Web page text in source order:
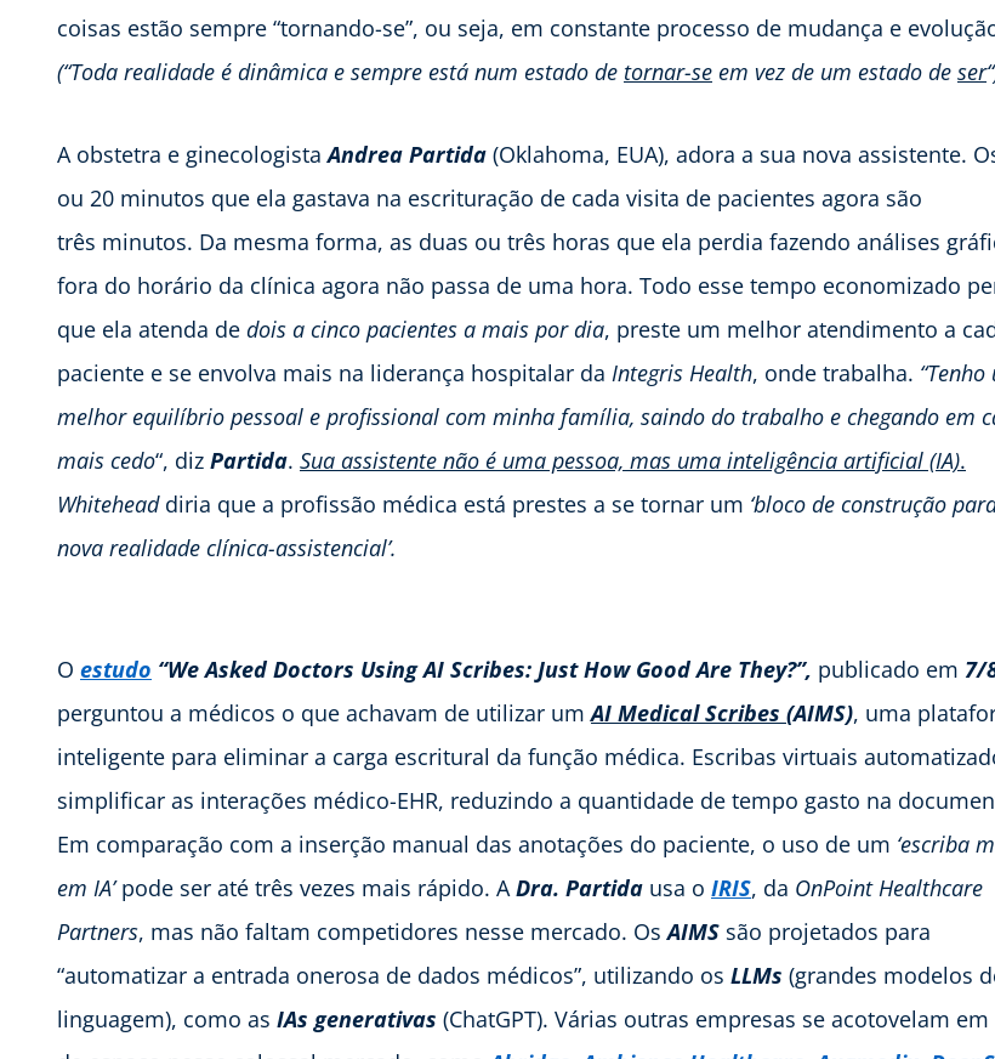
coisas estão sempre “tornando-se”, ou seja, em constante processo de mudança e
(“Toda realidade é dinâmica e sempre está num estado de tornar-se em vez de um estado de ser
A obstetra e ginecologistaAndrea Partida (Oklahoma, EUA), adora a sua nova assistente.
ou 20 minutos que ela gastava na escrituração de cada visita de pacientes agora são
três minutos. Da mesma forma, as duas ou três horas que ela perdia fazendo análises
fora do horário da clínica agora não passa de uma hora. Todo esse tempo economizado
que ela atenda de dois a cinco pacientes a mais por dia, preste um melhor atendimento a
paciente e se envolva mais na liderança hospitalar da Integris Health, onde trabalha. “Tenho
melhor equilíbrio pessoal e profissional com minha família, saindo do trabalho e chegando em
mais cedo“, diz Partida. Sua assistente não é uma pessoa, mas uma inteligência artificial (IA).
Whiteheaddiria que a profissão médica está prestes a se tornar um ‘bloco de construção
nova realidade clínica-assistencial’.
O estudo “We Asked Doctors Using AI Scribes: Just How Good Are They?”, publicado em 7/
perguntou a médicos o que achavam de utilizar umAI Medical Scribes (AIMS), uma
inteligente para eliminar a carga escritural da função médica. Escribas virtuais
simplificar as interações médico-EHR, reduzindo a quantidade de tempo gasto na
Em comparação com a inserção manual das anotações do paciente, o uso de um ‘escriba
em IA’pode ser até três vezes mais rápido. A Dra. Partida usa o IRIS, da OnPoint Healthcare
Partners, mas não faltam competidores nesse mercado. OsAIMS são projetados para
“automatizar a entrada onerosa de dados médicos”, utilizando os LLMs (grandes modelos
linguagem), como as IAs generativas (ChatGPT). Várias outras empresas se acotovelam em